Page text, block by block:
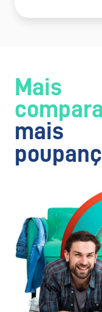
Mais
mais